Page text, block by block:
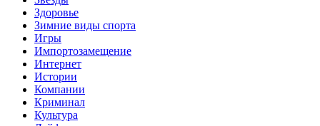
Здоровье
Зимние виды спорта
Игры
Импортозамещение
Интернет
Истории
Компании
Криминал
Культура